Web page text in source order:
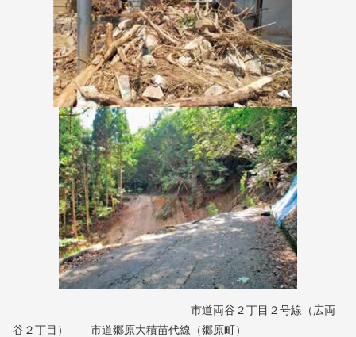
市道両谷２丁目２号線（広両
谷２丁目） 市道郷原大積苗代線（郷原町）